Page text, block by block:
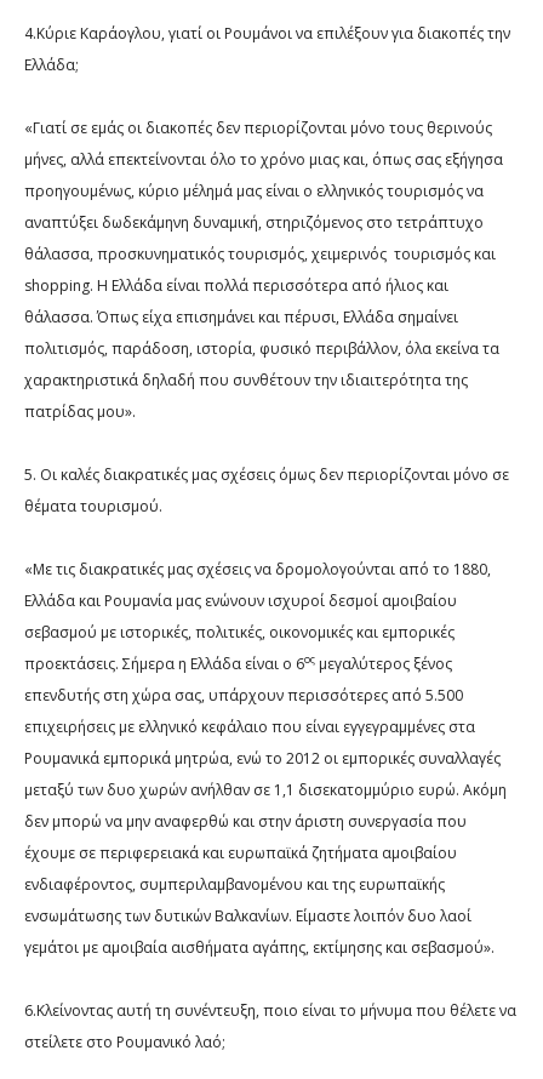
4.Κύριε Καράογλου, γιατί οι Ρουμάνοι να επιλέξουν για διακοπές την
Ελλάδα;
«Γιατί σε εμάς οι διακοπές δεν περιορίζονται μόνο τους θερινούς
μήνες, αλλά επεκτείνονται όλο το χρόνο μιας και, όπως σας εξήγησα
προηγουμένως, κύριο μέλημά μας είναι ο ελληνικός τουρισμός να
αναπτύξει δωδεκάμηνη δυναμική, στηριζόμενος στο τετράπτυχο
θάλασσα, προσκυνηματικός τουρισμός, χειμερινός τουρισμός και
shopping. Η Ελλάδα είναι πολλά περισσότερα από ήλιος και
θάλασσα. Όπως είχα επισημάνει και πέρυσι, Ελλάδα σημαίνει
πολιτισμός, παράδοση, ιστορία, φυσικό περιβάλλον, όλα εκείνα τα
χαρακτηριστικά δηλαδή που συνθέτουν την ιδιαιτερότητα της
πατρίδας μου».
5. Οι καλές διακρατικές μας σχέσεις όμως δεν περιορίζονται μόνο σε
θέματα τουρισμού.
«Με τις διακρατικές μας σχέσεις να δρομολογούνται από το 1880,
Ελλάδα και Ρουμανία μας ενώνουν ισχυροί δεσμοί αμοιβαίου
σεβασμού με ιστορικές, πολιτικές, οικονομικές και εμπορικές
προεκτάσεις. Σήμερα η Ελλάδα είναι ο 6ος μεγαλύτερος ξένος
επενδυτής στη χώρα σας, υπάρχουν περισσότερες από 5.500
επιχειρήσεις με ελληνικό κεφάλαιο που είναι εγγεγραμμένες στα
Ρουμανικά εμπορικά μητρώα, ενώ το 2012 οι εμπορικές συναλλαγές
μεταξύ των δυο χωρών ανήλθαν σε 1,1 δισεκατομμύριο ευρώ. Ακόμη
δεν μπορώ να μην αναφερθώ και στην άριστη συνεργασία που
έχουμε σε περιφερειακά και ευρωπαϊκά ζητήματα αμοιβαίου
ενδιαφέροντος, συμπεριλαμβανομένου και της ευρωπαϊκής
ενσωμάτωσης των δυτικών Βαλκανίων. Είμαστε λοιπόν δυο λαοί
γεμάτοι με αμοιβαία αισθήματα αγάπης, εκτίμησης και σεβασμού».
6.Κλείνοντας αυτή τη συνέντευξη, ποιο είναι το μήνυμα που θέλετε να
στείλετε στο Ρουμανικό λαό;